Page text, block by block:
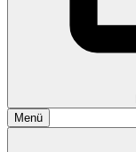
Menü